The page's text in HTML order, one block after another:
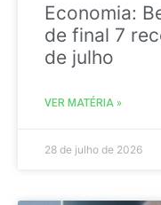
Economia:
de final 7
de julho
VER MATÉRIA »
28 de julho de 2026